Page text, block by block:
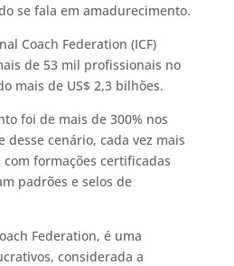
se fala em amadurecimento.
Coach Federation (ICF)
de 53 mil profissionais no
mais de US$ 2,3 bilhões.
foi de mais de 300% nos
desse cenário, cada vez mais
formações certificadas
padrões e selos de
Federation, é uma
considerada a